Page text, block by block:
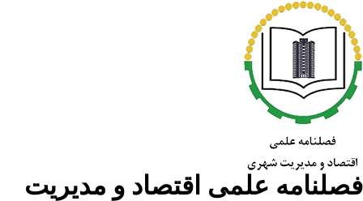
علمی اقتصاد و مدیریت